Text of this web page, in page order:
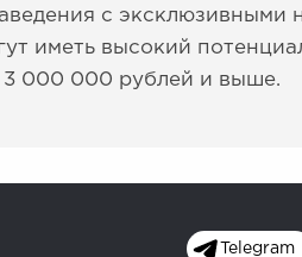
с эксклюзивными
иметь высокий
3 000 000 рублей и выше.
Telegram